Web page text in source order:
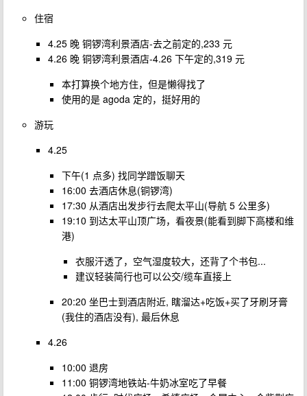
住宿
4.25 晚 铜锣湾利景酒店-去之前定的,233 元
4.26 晚 铜锣湾利景酒店-4.26 下午定的,319 元
本打算换个地方住，但是懒得找了
使用的是 agoda 定的，挺好用的
游玩
4.25
下午(1 点多) 找同学蹭饭聊天
16:00 去酒店休息(铜锣湾)
17:30 从酒店出发步行去爬太平山(导航 5 公里多)
19:10 到达太平山顶广场，看夜景(能看到脚下高楼和维
港)
衣服汗透了，空气湿度较大，还背了个书包...
建议轻装简行也可以公交/缆车直接上
20:20 坐巴士到酒店附近, 瞎溜达+吃饭+买了牙刷牙膏
(我住的酒店没有), 最后休息
4.26
10:00 退房
11:00 铜锣湾地铁站-牛奶冰室吃了早餐